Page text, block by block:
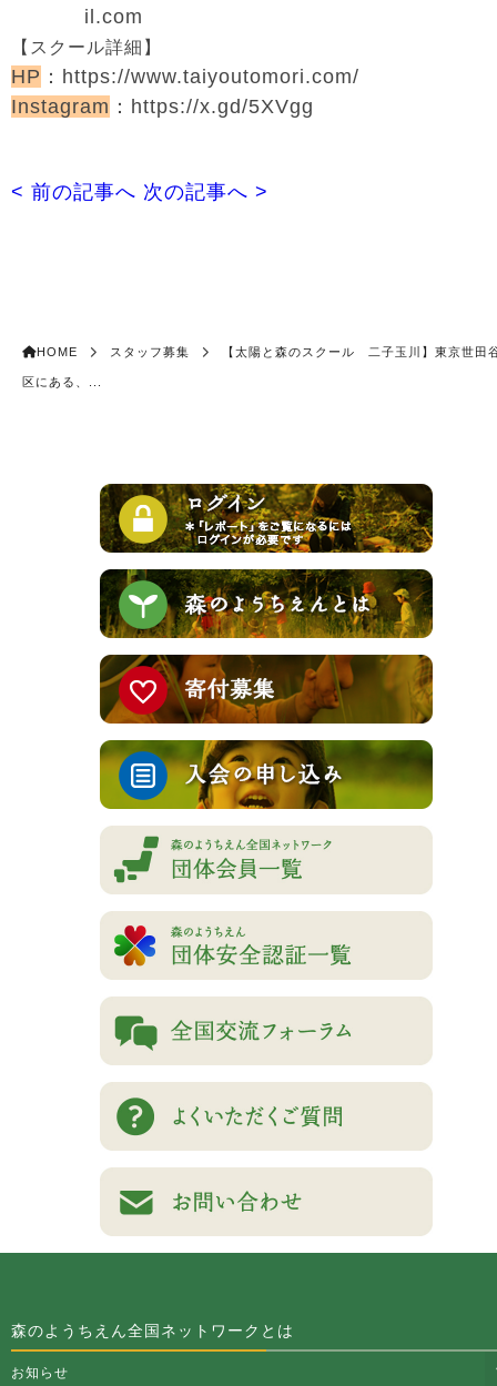
il.com
【スクール詳細】
HP ：https://www.taiyoutomori.com/
Instagram ：https://x.gd/5XVgg
< 前の記事へ 次の記事へ >
HOME スタッフ募集 【太陽と森のスクール 二子玉川】東京世田
区にある、...
森のようちえん全国ネットワークとは
お知らせ